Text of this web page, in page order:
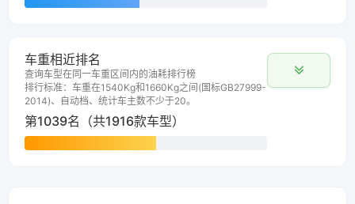
车重相近排名
查询车型在同一车重区间内的油耗排行榜
排行标准：车重在1540Kg和1660Kg之间(国标GB27999-
2014)、自动档、统计车主数不少于20。
第1039名（共1916款车型）